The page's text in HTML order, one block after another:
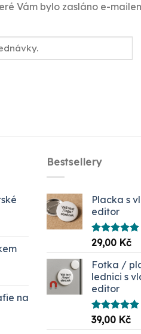
Vám bylo zasláno e-
na
Bestsellery
Placka s
editor
Hodnocení
5.00
29,00 Kč
Fotka /
lednici s
editor
Hodnocení
5.00
39,00 Kč